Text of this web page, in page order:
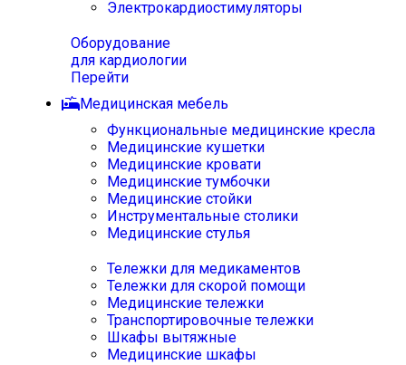
Электрокардиостимуляторы
Оборудование
для кардиологии
Перейти
Медицинская мебель
Функциональные медицинские кресла
Медицинские кушетки
Медицинские кровати
Медицинские тумбочки
Медицинские стойки
Инструментальные столики
Медицинские стулья
Тележки для медикаментов
Тележки для скорой помощи
Медицинские тележки
Транспортировочные тележки
Шкафы вытяжные
Медицинские шкафы